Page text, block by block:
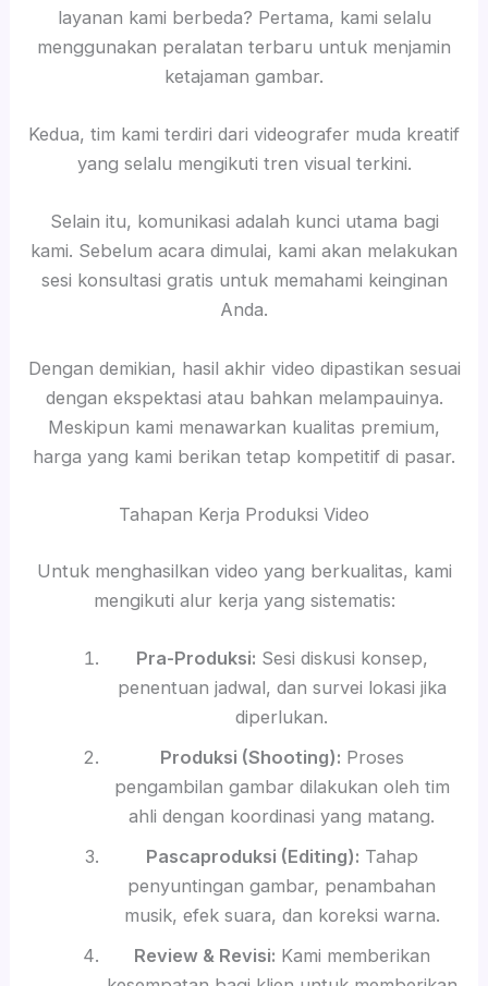
layanan kami berbeda? Pertama, kami selalu
menggunakan peralatan terbaru untuk menjamin
ketajaman gambar.
Kedua, tim kami terdiri dari videografer muda kreatif
yang selalu mengikuti tren visual terkini.
Selain itu, komunikasi adalah kunci utama bagi
kami. Sebelum acara dimulai, kami akan melakukan
sesi konsultasi gratis untuk memahami keinginan
Anda.
Dengan demikian, hasil akhir video dipastikan sesuai
dengan ekspektasi atau bahkan melampauinya.
Meskipun kami menawarkan kualitas premium,
harga yang kami berikan tetap kompetitif di pasar.
Tahapan Kerja Produksi Video
Untuk menghasilkan video yang berkualitas, kami
mengikuti alur kerja yang sistematis:
Pra-Produksi: Sesi diskusi konsep,
penentuan jadwal, dan survei lokasi jika
diperlukan.
Produksi (Shooting): Proses
pengambilan gambar dilakukan oleh tim
ahli dengan koordinasi yang matang.
Pascaproduksi (Editing): Tahap
penyuntingan gambar, penambahan
musik, efek suara, dan koreksi warna.
Review & Revisi: Kami memberikan